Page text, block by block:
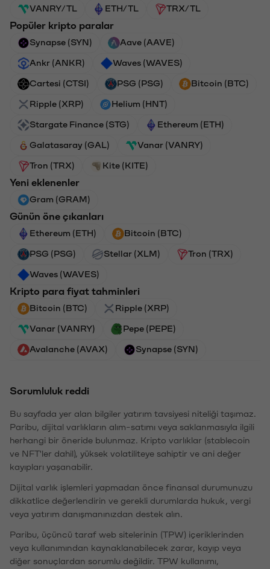
VANRY/TL ETH/TL TRX/TL
Popüler kripto paralar
Synapse (SYN) Aave (AAVE)
Ankr (ANKR) Waves (WAVES)
Cartesi (CTSI) PSG (PSG) Bitcoin (BTC)
Ripple (XRP) Helium (HNT)
Stargate Finance (STG) Ethereum (ETH)
Galatasaray (GAL) Vanar (VANRY)
Tron (TRX) Kite (KITE)
Yeni eklenenler
Gram (GRAM)
Günün öne çıkanları
Ethereum (ETH) Bitcoin (BTC)
PSG (PSG) Stellar (XLM) Tron (TRX)
Waves (WAVES)
Kripto para fiyat tahminleri
Bitcoin (BTC) Ripple (XRP)
Vanar (VANRY) Pepe (PEPE)
Avalanche (AVAX) Synapse (SYN)
Sorumluluk reddi
Bu sayfada yer alan bilgiler yatırım tavsiyesi niteliği taşımaz.
Paribu, dijital varlıkların alım-satımı veya saklanmasıyla ilgili
herhangi bir öneride bulunmaz. Kripto varlıklar (stablecoin
ve NFT'ler dahil), yüksek volatiliteye sahiptir ve ani değer
kayıpları yaşanabilir.
Dijital varlık işlemleri yapmadan önce finansal durumunuzu
dikkatlice değerlendirin ve gerekli durumlarda hukuk, vergi
veya yatırım danışmanınızdan destek alın.
Paribu, üçüncü taraf web sitelerinin (TPW) içeriklerinden
veya kullanımından kaynaklanabilecek zarar, kayıp veya
diğer sonuçlardan sorumlu değildir. TPW kullanımı,